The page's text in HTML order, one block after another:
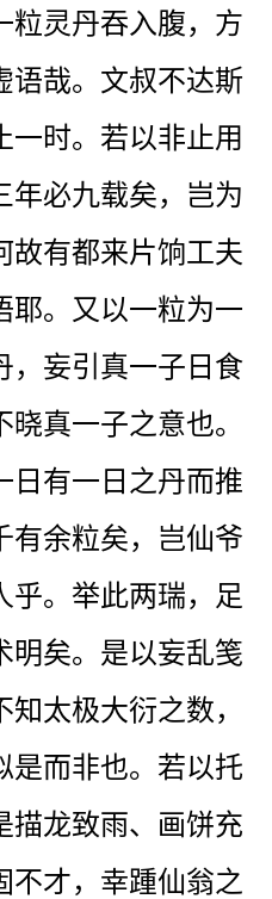
粒灵丹吞入腹，方
语哉。文叔不达斯
一时。若以非止用
年必九载矣，岂为
故有都来片饷工夫
耶。又以一粒为一
，妄引真一子日食
真一子之意也。
日有一日之丹而推
有余粒矣，岂仙爷
乎。举此两瑞，足
明矣。是以妄乱笺
太极大衍之数，
是而非也。若以托
描龙致雨、画饼充
不才，幸踵仙翁之